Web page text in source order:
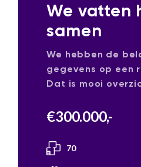
We vatten
samen
We hebben de
gegevens op een
Dat is mooi
€300.000,-
70